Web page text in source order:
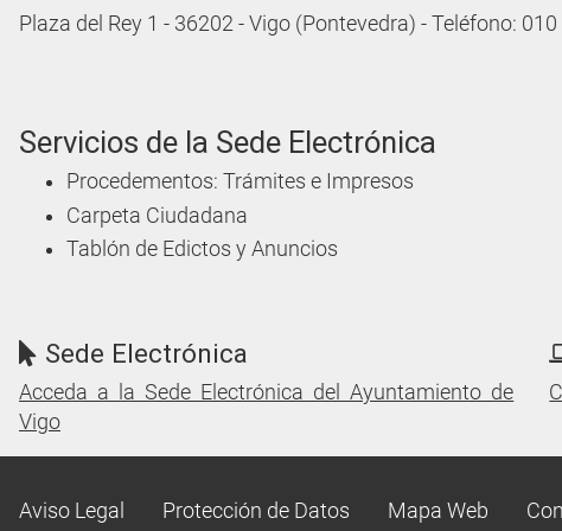
Plaza del Rey 1 - 36202 - Vigo (Pontevedra) - Teléfono:
Servicios de la Sede Electrónica
Procedementos: Trámites e Impresos
Carpeta Ciudadana
Tablón de Edictos y Anuncios
Sede Electrónica
Acceda a la Sede Electrónica del Ayuntamiento de
Vigo
Aviso Legal Protección de Datos Mapa Web